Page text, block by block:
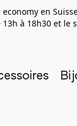
en
à 18h30 et le